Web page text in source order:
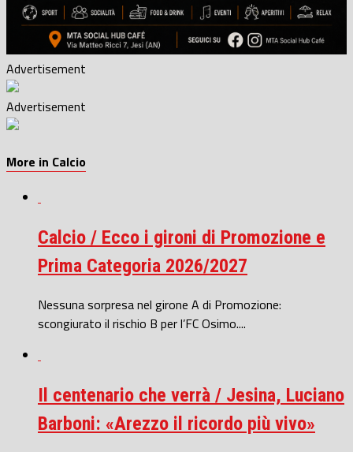
Advertisement
Advertisement
More in Calcio
Calcio / Ecco i gironi di Promozione e
Prima Categoria 2026/2027
Nessuna sorpresa nel girone A di Promozione:
scongiurato il rischio B per l’FC Osimo....
Il centenario che verrà / Jesina, Luciano
Barboni: «Arezzo il ricordo più vivo»